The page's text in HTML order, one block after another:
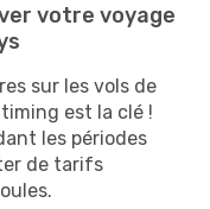
votre voyage
sur les vols de
est la clé !
les périodes
de tarifs